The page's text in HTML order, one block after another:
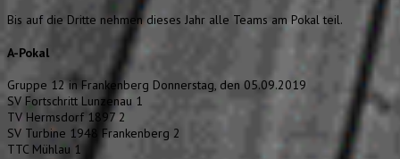
Bis auf die Dritte nehmen dieses Jahr alle Teams am Pokal teil.
A-Pokal
Gruppe 12 in Frankenberg Donnerstag, den 05.09.2019
SV Fortschritt Lunzenau 1
TV Hermsdorf 1897 2
SV Turbine 1948 Frankenberg 2
TTC Mühlau 1